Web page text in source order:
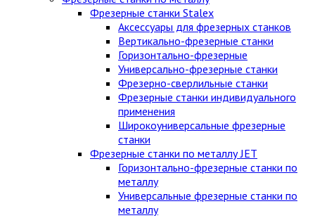
Фрезерные станки Stalex
Аксессуары для фрезерных станков
Вертикально-фрезерные станки
Горизонтально-фрезерные
Универсально-фрезерные станки
Фрезерно-сверлильные станки
Фрезерные станки индивидуального
применения
Широкоуниверсальные фрезерные
станки
Фрезерные станки по металлу JET
Горизонтально-фрезерные станки по
металлу
Универсальные фрезерные станки по
металлу